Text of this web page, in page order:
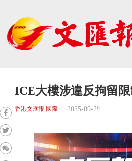
ICE大樓涉違反拘留
香港文匯報 國際 2025-09-29